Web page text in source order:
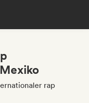
rap